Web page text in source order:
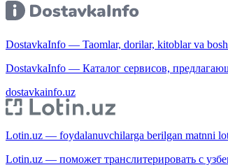
DostavkaInfo — Taomlar, dorilar, kitoblar va
DostavkaInfo — Каталог сервисов,
dostavkainfo.uz
Lotin.uz — foydalanuvchilarga berilgan matnni
Lotin.uz — поможет транслитерировать с